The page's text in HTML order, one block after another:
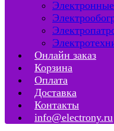
Онлайн заказ
Корзина
Оплата
Доставка
Контакты
info@electrony.ru